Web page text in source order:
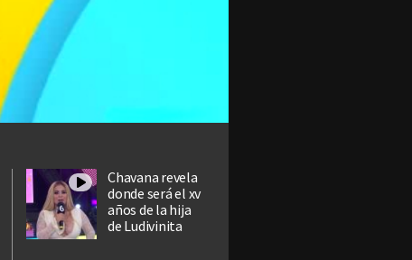
Chavana revela
donde será el xv
años de la hija
de Ludivinita